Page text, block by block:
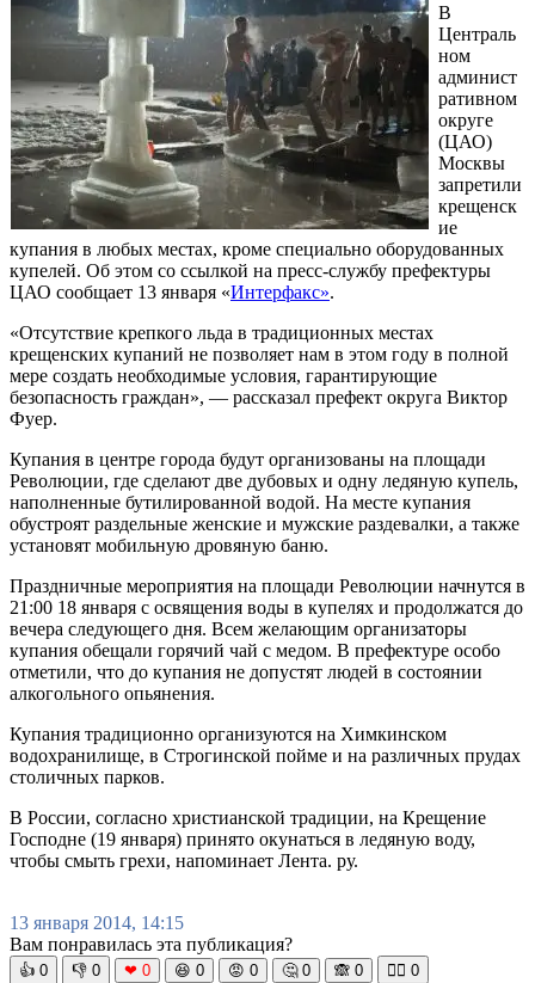
В
Централь
ном
админист
ративном
округе
(ЦАО)
Москвы
запретили
крещенск
ие
купания в любых местах, кроме специально оборудованных
купелей. Об этом со ссылкой на пресс-службу префектуры
ЦАО сообщает 13 января «Интерфакс».
«Отсутствие крепкого льда в традиционных местах
крещенских купаний не позволяет нам в этом году в полной
мере создать необходимые условия, гарантирующие
безопасность граждан», — рассказал префект округа Виктор
Фуер.
Купания в центре города будут организованы на площади
Революции, где сделают две дубовых и одну ледяную купель,
наполненные бутилированной водой. На месте купания
обустроят раздельные женские и мужские раздевалки, а также
установят мобильную дровяную баню.
Праздничные мероприятия на площади Революции начнутся в
21:00 18 января с освящения воды в купелях и продолжатся до
вечера следующего дня. Всем желающим организаторы
купания обещали горячий чай с медом. В префектуре особо
отметили, что до купания не допустят людей в состоянии
алкогольного опьянения.
Купания традиционно организуются на Химкинском
водохранилище, в Строгинской пойме и на различных прудах
столичных парков.
В России, согласно христианской традиции, на Крещение
Господне (19 января) принято окунаться в ледяную воду,
чтобы смыть грехи, напоминает Лента. ру.
13 января 2014, 14:15
Вам понравилась эта публикация?
👍 0 👎 0 ❤ 0 😆 0 😡 0 🤔 0 🙈 0 🧘‍♀️ 0